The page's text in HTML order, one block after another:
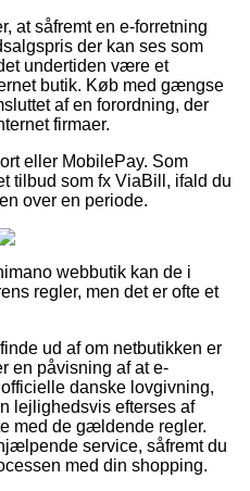
at såfremt en e-forretning
der kan ses som
undertiden være et
butik. Køb med gængse
af en forordning, der
firmaer.
eller MobilePay. Som
tilbud som fx ViaBill, ifald du
over en periode.
webbutik kan de i
regler, men det er ofte et
ud af om netbutikken er
en påvisning af at e-
danske lovgivning,
lejlighedsvis efterses af
med de gældende regler.
service, såfremt du
med din shopping.